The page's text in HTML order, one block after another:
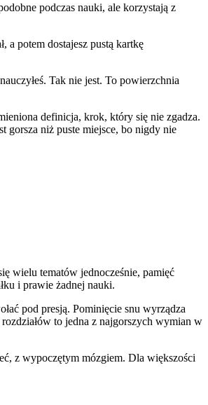
podczas nauki, ale korzystają z
a potem dostajesz pustą kartkę
Tak nie jest. To powierzchnia
definicja, krok, który się nie zgadza.
gorsza niż puste miejsce, bo nigdy nie
wielu tematów jednocześnie, pamięć
i prawie żadnej nauki.
pod presją. Pominięcie snu wyrządza
to jedna z najgorszych wymian w
z wypoczętym mózgiem. Dla większości